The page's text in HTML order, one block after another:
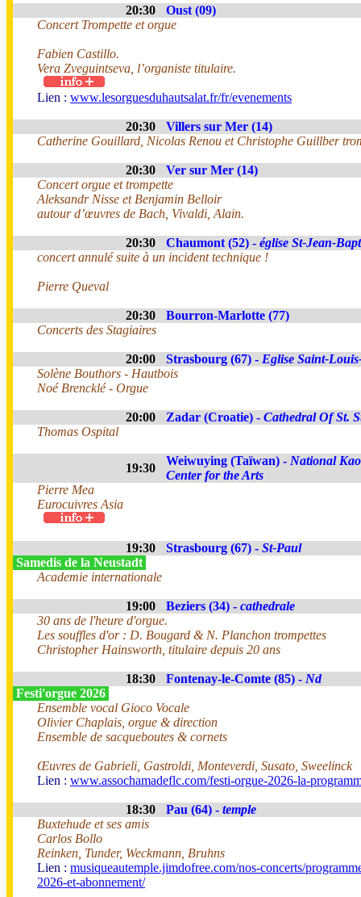
20:30
Oust (09)
Concert Trompette et orgue
Fabien Castillo.
Vera Zveguintseva, l’organiste titulaire.
Lien : www.lesorguesduhautsalat.fr/fr/evenements
20:30
Villers sur Mer (14)
Catherine Gouillard, Nicolas Renou et Christophe Guillber
20:30
Ver sur Mer (14)
Concert orgue et trompette
Aleksandr Nisse et Benjamin Belloir
autour d’œuvres de Bach, Vivaldi, Alain.
20:30 Chaumont (52) - église St-Jean-
concert annulé suite à un incident technique !
Pierre Queval
20:30
Bourron-Marlotte (77)
Concerts des Stagiaires
20:00 Strasbourg (67) - Eglise Saint-
Solène Bouthors - Hautbois
Noé Brencklé - Orgue
20:00 Zadar (Croatie) - Cathedral Of St.
Thomas Ospital
19:30
Weiwuying (Taïwan) - National
Center for the Arts
Pierre Mea
Eurocuivres Asia
19:30 Strasbourg (67) - St-Paul
Samedis de la Neustadt
Academie internationale
19:00 Beziers (34) - cathedrale
30 ans de l'heure d'orgue.
Les souffles d'or : D. Bougard & N. Planchon trompettes
Christopher Hainsworth, titulaire depuis 20 ans
18:30 Fontenay-le-Comte (85) - Nd
Festi'orgue 2026
Ensemble vocal Gioco Vocale
Olivier Chaplais, orgue & direction
Ensemble de sacqueboutes & cornets
Œuvres de Gabrieli, Gastroldi, Monteverdi, Susato, Sweelinck
Lien : www.assochamadeflc.com/festi-orgue-2026-la-
18:30 Pau (64) - temple
Buxtehude et ses amis
Carlos Bollo
Reinken, Tunder, Weckmann, Bruhns
Lien : musiqueautemple.jimdofree.com/nos-concerts/
2026-et-abonnement/